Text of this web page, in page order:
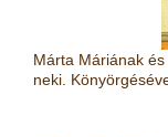
Márta Máriának
neki.